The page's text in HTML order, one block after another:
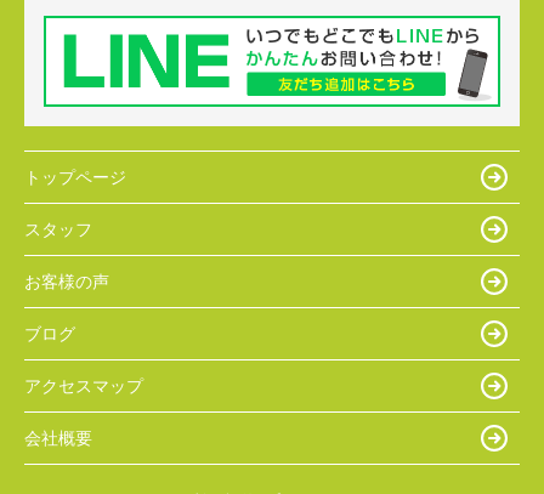
トップページ
スタッフ
お客様の声
ブログ
アクセスマップ
会社概要